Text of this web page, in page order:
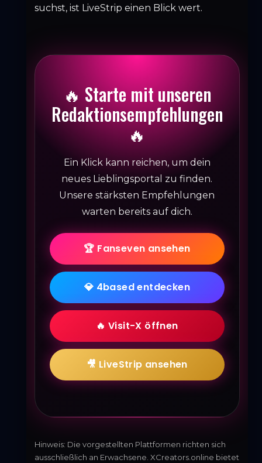
suchst, ist LiveStrip einen Blick wert.
🔥 Starte mit unseren
Redaktionsempfehlungen
🔥
Ein Klick kann reichen, um dein
neues Lieblingsportal zu finden.
Unsere stärksten Empfehlungen
warten bereits auf dich.
🏆 Fanseven ansehen
💎 4based entdecken
🔥 Visit-X öffnen
🎥 LiveStrip ansehen
Hinweis: Die vorgestellten Plattformen richten sich
ausschließlich an Erwachsene. XCreators.online bietet